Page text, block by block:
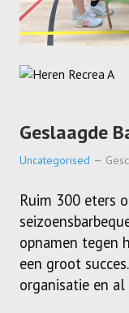
WINTER WEEKEND
JEUGDDAG
BEACHVOLLEY
CLUBSHOP
LIVE SCORE
Geslaagde
Uncategorised
Ruim 300 eters
opnamen tegen
een groot
organisatie en